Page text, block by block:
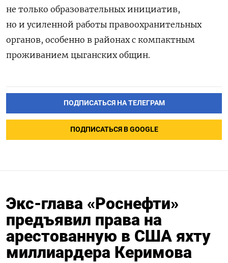
не только образовательных инициатив,
но и усиленной работы правоохранительных
органов, особенно в районах с компактным
проживанием цыганских общин.
ПОДПИСАТЬСЯ НА ТЕЛЕГРАМ
ПОДПИСАТЬСЯ В GOOGLE
Экс-глава «Роснефти»
предъявил права на
арестованную в США яхту
миллиардера Керимова